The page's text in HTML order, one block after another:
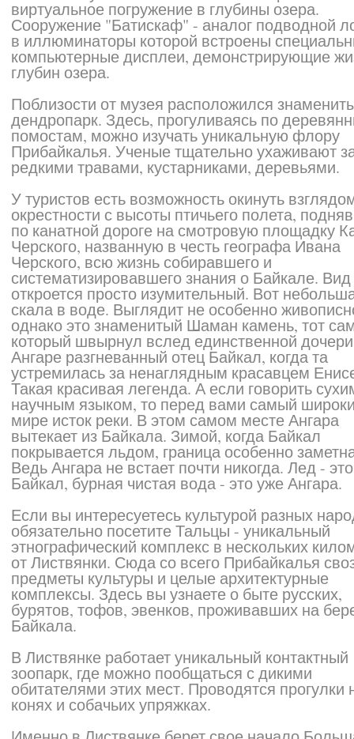
виртуальное погружение в глубины озера.
Сооружение "Батискаф" - аналог подводной
в иллюминаторы которой встроены
компьютерные дисплеи, демонстрирующие
глубин озера.
Поблизости от музея расположился
дендропарк. Здесь, прогуливаясь по
помостам, можно изучать уникальную флору
Прибайкалья. Ученые тщательно ухаживают
редкими травами, кустарниками, деревьями.
У туристов есть возможность окинуть
окрестности с высоты птичьего полета,
по канатной дороге на смотровую площадку
Черского, названную в честь географа Ивана
Черского, всю жизнь собиравшего и
систематизировавшего знания о Байкале. Вид
откроется просто изумительный. Вот
скала в воде. Выглядит не особенно
однако это знаменитый Шаман камень, тот
который швырнул вслед единственной дочери
Ангаре разгневанный отец Байкал, когда та
устремилась за ненаглядным красавцем
Такая красивая легенда. А если говорить
научным языком, то перед вами самый
мире исток реки. В этом самом месте Ангара
вытекает из Байкала. Зимой, когда Байкал
покрывается льдом, граница особенно
Ведь Ангара не встает почти никогда. Лед -
Байкал, бурная чистая вода - это уже Ангара.
Если вы интересуетесь культурой разных
обязательно посетите Тальцы - уникальный
этнографический комплекс в нескольких
от Листвянки. Сюда со всего Прибайкалья
предметы культуры и целые архитектурные
комплексы. Здесь вы узнаете о быте русских,
бурятов, тофов, эвенков, проживавших на
Байкала.
В Листвянке работает уникальный контактный
зоопарк, где можно пообщаться с дикими
обитателями этих мест. Проводятся прогулки
конях и собачьих упряжках.